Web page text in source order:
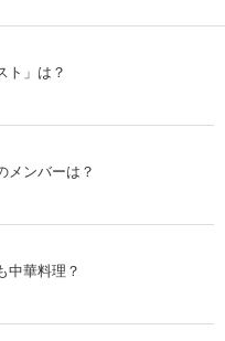
ト」は？
メンバーは？
中華料理？